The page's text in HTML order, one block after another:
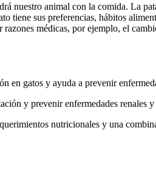
nuestro animal con la comida. La
tiene sus preferencias, hábitos
médicas, por ejemplo, el
en gatos y ayuda a prevenir
y prevenir enfermedades renales
nutricionales y una